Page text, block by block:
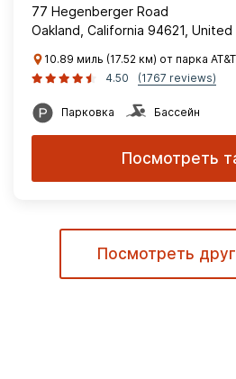
77 Hegenberger Road
Oakland, California 94621,
10.89 миль (17.52 км) от парка AT&T
4.50
(1767 reviews)
Парковка Бассейн
Посмотреть
Посмотреть